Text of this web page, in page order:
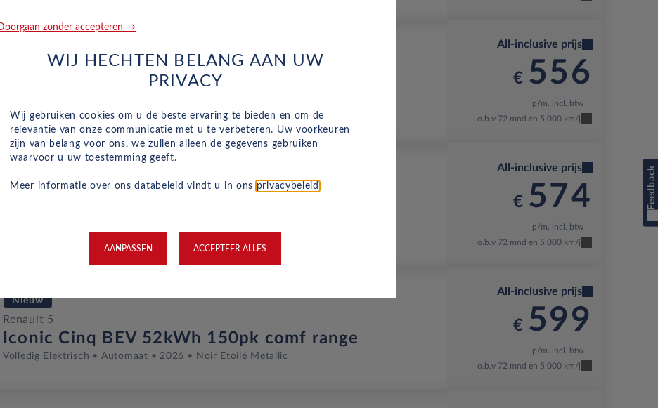
Iconic Cinq BEV 40kWh 120pk urban range
All-inclusive prijs
€ 556
p/m. incl. btw
o.b.v 72 mnd en 5,000 km/j
Volledig Elektrisch Automaat 2026 Vert Pop Metallic
All-inclusive prijs
€ 574
p/m. incl. btw
o.b.v 72 mnd en 5,000 km/j
Nieuw
Renault 5
Iconic Cinq BEV 52kWh 150pk comf range
Volledig Elektrisch Automaat 2026 Noir Etoilé Metallic
All-inclusive prijs
€ 599
p/m. incl. btw
o.b.v 72 mnd en 5,000 km/j
Feedback
Doorgaan zonder accepteren →
WIJ HECHTEN BELANG AAN UW
PRIVACY
Wij gebruiken cookies om u de beste ervaring te bieden en om de
relevantie van onze communicatie met u te verbeteren. Uw voorkeuren
zijn van belang voor ons, we zullen alleen de gegevens gebruiken
waarvoor u uw toestemming geeft.
Meer informatie over ons databeleid vindt u in ons privacybeleid.
AANPASSEN ACCEPTEER ALLES